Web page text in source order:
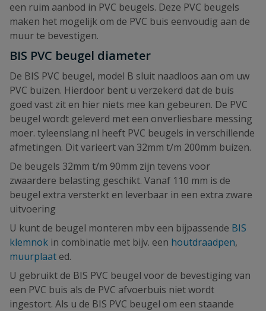
een ruim aanbod in PVC beugels. Deze PVC beugels
maken het mogelijk om de PVC buis eenvoudig aan de
muur te bevestigen.
BIS PVC beugel diameter
De BIS PVC beugel, model B sluit naadloos aan om uw
PVC buizen. Hierdoor bent u verzekerd dat de buis
goed vast zit en hier niets mee kan gebeuren. De PVC
beugel wordt geleverd met een onverliesbare messing
moer. tyleenslang.nl heeft PVC beugels in verschillende
afmetingen. Dit varieert van 32mm t/m 200mm buizen.
De beugels 32mm t/m 90mm zijn tevens voor
zwaardere belasting geschikt. Vanaf 110 mm is de
beugel extra versterkt en leverbaar in een extra zware
uitvoering
U kunt de beugel monteren mbv een bijpassende BIS
klemnok in combinatie met bijv. een houtdraadpen,
muurplaat ed.
U gebruikt de BIS PVC beugel voor de bevestiging van
een PVC buis als de PVC afvoerbuis niet wordt
ingestort. Als u de BIS PVC beugel om een staande